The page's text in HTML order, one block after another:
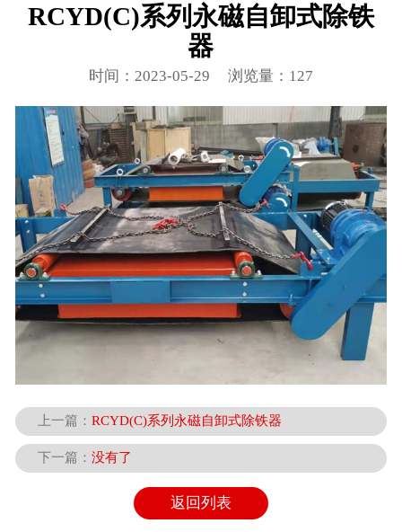
案例展示
联系我们
RCYD(C)系列永磁自卸式除铁
器
时间：2023-05-29 浏览量：127
上一篇： RCYD(C)系列永磁自卸式除铁器
下一篇： 没有了
返回列表